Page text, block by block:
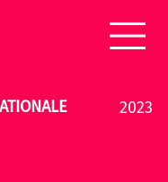
2023